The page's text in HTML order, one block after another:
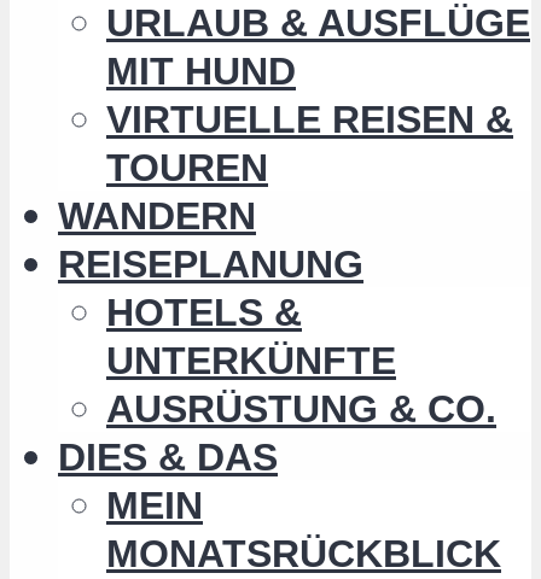
URLAUB & AUSFLÜGE
MIT HUND
VIRTUELLE REISEN &
TOUREN
WANDERN
REISEPLANUNG
HOTELS &
UNTERKÜNFTE
AUSRÜSTUNG & CO.
DIES & DAS
MEIN
MONATSRÜCKBLICK